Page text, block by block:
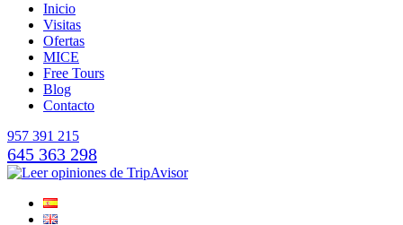
Inicio
Visitas
Ofertas
MICE
Free Tours
Blog
Contacto
957 391 215
645 363 298